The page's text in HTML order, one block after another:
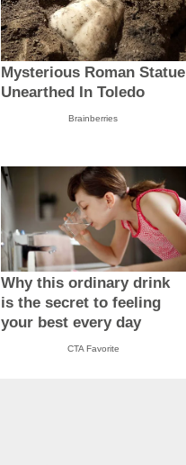
Mysterious Roman Statue
Unearthed In Toledo
Brainberries
Why this ordinary drink
is the secret to feeling
your best every day
CTA Favorite